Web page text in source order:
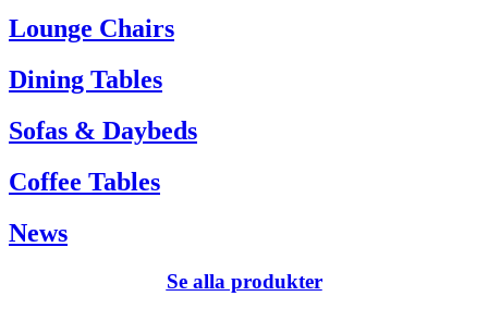
Tel. +45 66 12 14 04
info@carlhansen.dk
Lounge Chairs
Dining Tables
Sofas & Daybeds
Coffee Tables
News
Se alla produkter